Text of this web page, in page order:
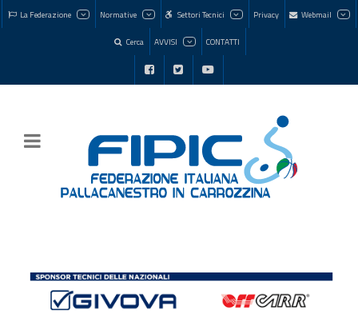
La Federazione Normative Settori Tecnici Privacy Webmail
Cerca AVVISI CONTATTI